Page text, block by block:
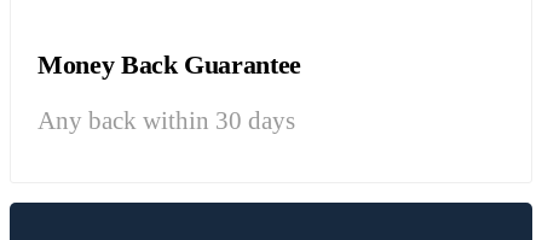
Money Back Guarantee
Any back within 30 days